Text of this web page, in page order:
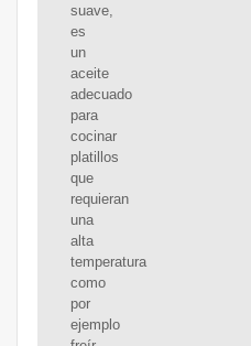
suave,
es
un
aceite
adecuado
para
cocinar
platillos
que
requieran
una
alta
temperatura
como
por
ejemplo